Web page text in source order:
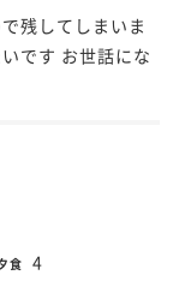
残してしまいま
です お世話にな
食 4